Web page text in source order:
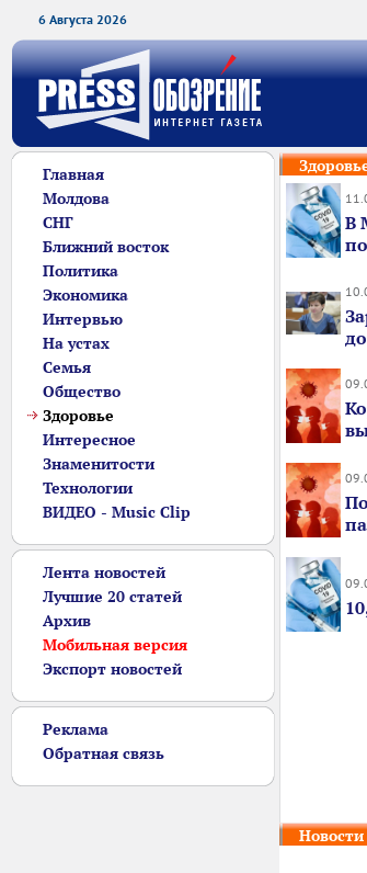
6 Августа 2026
Главная
Молдова
СНГ
Ближний восток
Политика
Экономика
Интервью
На устах
Семья
Общество
Здоровье
Интересное
Знаменитости
Технологии
ВИДЕО - Music Clip
Лента новостей
Лучшие 20 статей
Архив
Мобильная версия
Экспорт новостей
Реклама
Обратная связь
В